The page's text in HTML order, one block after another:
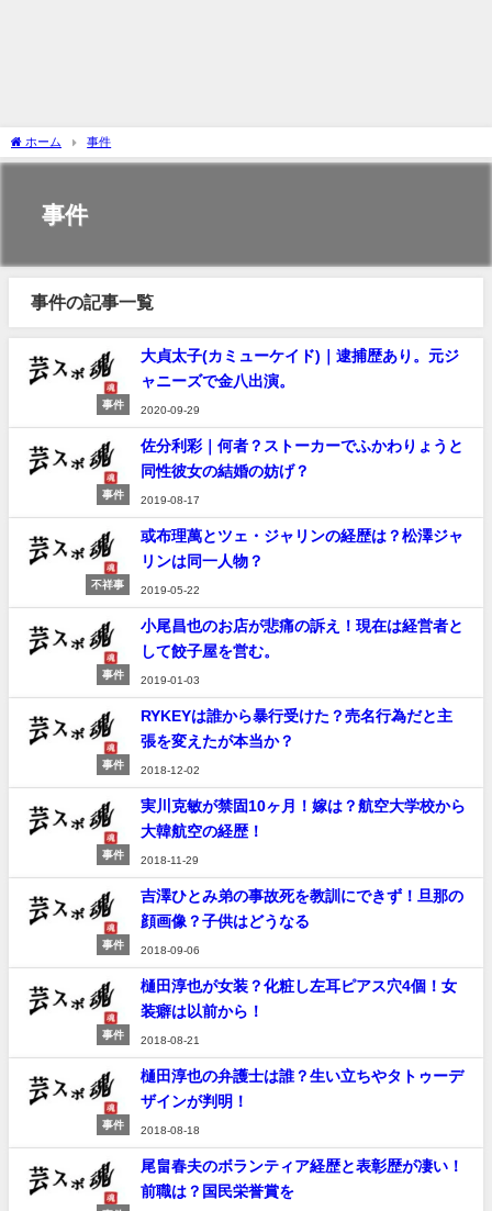
ホーム 事件
事件
事件の記事一覧
事件
大貞太子(カミューケイド)｜逮捕歴あり。元ジ
ャニーズで金八出演。
2020-09-29
事件
佐分利彩｜何者？ストーカーでふかわりょうと
同性彼女の結婚の妨げ？
2019-08-17
不祥事
或布理萬とツェ・ジャリンの経歴は？松澤ジャ
リンは同一人物？
2019-05-22
事件
小尾昌也のお店が悲痛の訴え！現在は経営者と
して餃子屋を営む。
2019-01-03
事件
RYKEYは誰から暴行受けた？売名行為だと主
張を変えたが本当か？
2018-12-02
事件
実川克敏が禁固10ヶ月！嫁は？航空大学校から
大韓航空の経歴！
2018-11-29
事件
吉澤ひとみ弟の事故死を教訓にできず！旦那の
顔画像？子供はどうなる
2018-09-06
事件
樋田淳也が女装？化粧し左耳ピアス穴4個！女
装癖は以前から！
2018-08-21
事件
樋田淳也の弁護士は誰？生い立ちやタトゥーデ
ザインが判明！
2018-08-18
尾畠春夫のボランティア経歴と表彰歴が凄い！
前職は？国民栄誉賞を